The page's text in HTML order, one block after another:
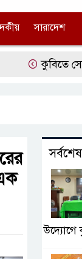
সারাদেশ
কুবিতে সেন্টার
উদ্যোগে